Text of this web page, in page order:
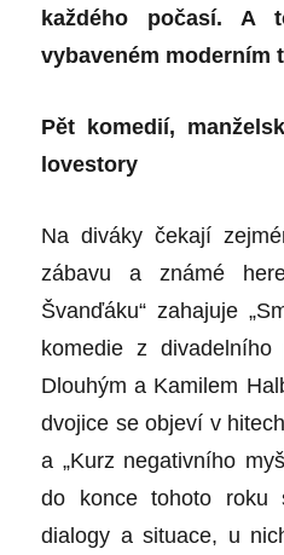
každého počasí. A
vybaveném moderním
Pět komedií,
lovestory
Na diváky čekají
zábavu a známé
Švanďáku“ zahajuje
komedie z
Dlouhým a Kamilem
dvojice se objeví v
a „Kurz negativního
do konce tohoto roku
dialogy a situace, u